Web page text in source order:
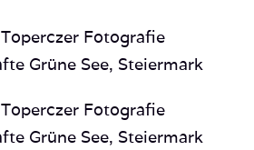
Grüne See, Steiermark
Grüne See, Steiermark